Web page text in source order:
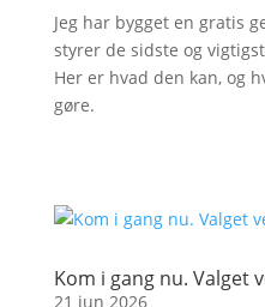
Jeg har bygget en gratis
styrer de sidste og
Her er hvad den kan, og
gøre.
Kom i gang nu. Valget
21 jun 2026